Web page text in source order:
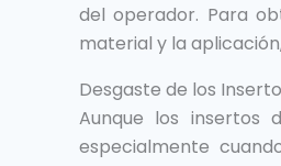
del operador. Para
material y la
Desgaste de los
Aunque los insertos
especialmente